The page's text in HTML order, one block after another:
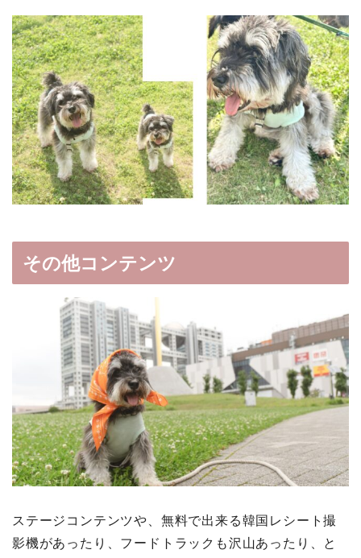
その他コンテンツ
ステージコンテンツや、無料で出来る韓国レシート撮
影機があったり、フードトラックも沢山あったり、と